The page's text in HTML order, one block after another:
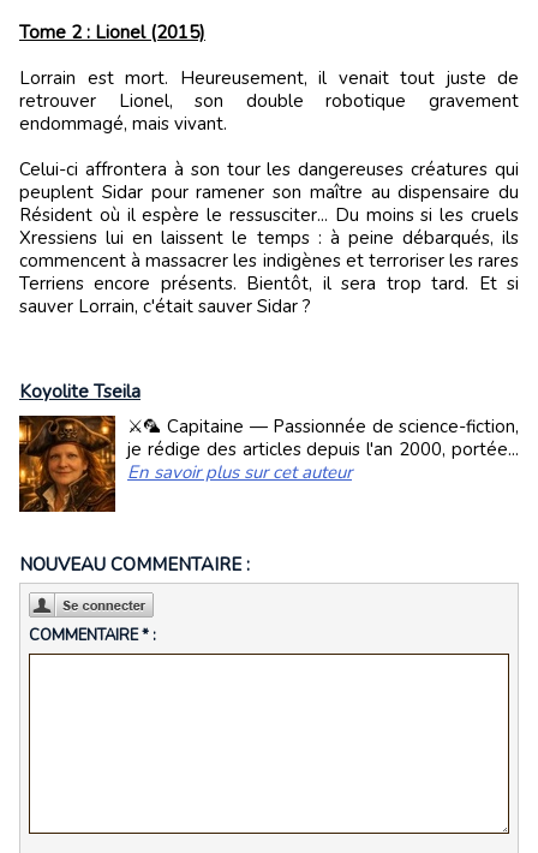
Tome 2 : Lionel (2015)
Lorrain est mort. Heureusement, il venait tout juste de
retrouver Lionel, son double robotique gravement
endommagé, mais vivant.
Celui-ci affrontera à son tour les dangereuses créatures qui
peuplent Sidar pour ramener son maître au dispensaire du
Résident où il espère le ressusciter... Du moins si les cruels
Xressiens lui en laissent le temps : à peine débarqués, ils
commencent à massacrer les indigènes et terroriser les rares
Terriens encore présents. Bientôt, il sera trop tard. Et si
sauver Lorrain, c'était sauver Sidar ?
Koyolite Tseila
⚔️🦜 Capitaine — Passionnée de science-fiction,
je rédige des articles depuis l'an 2000, portée...
En savoir plus sur cet auteur
NOUVEAU COMMENTAIRE :
COMMENTAIRE * :